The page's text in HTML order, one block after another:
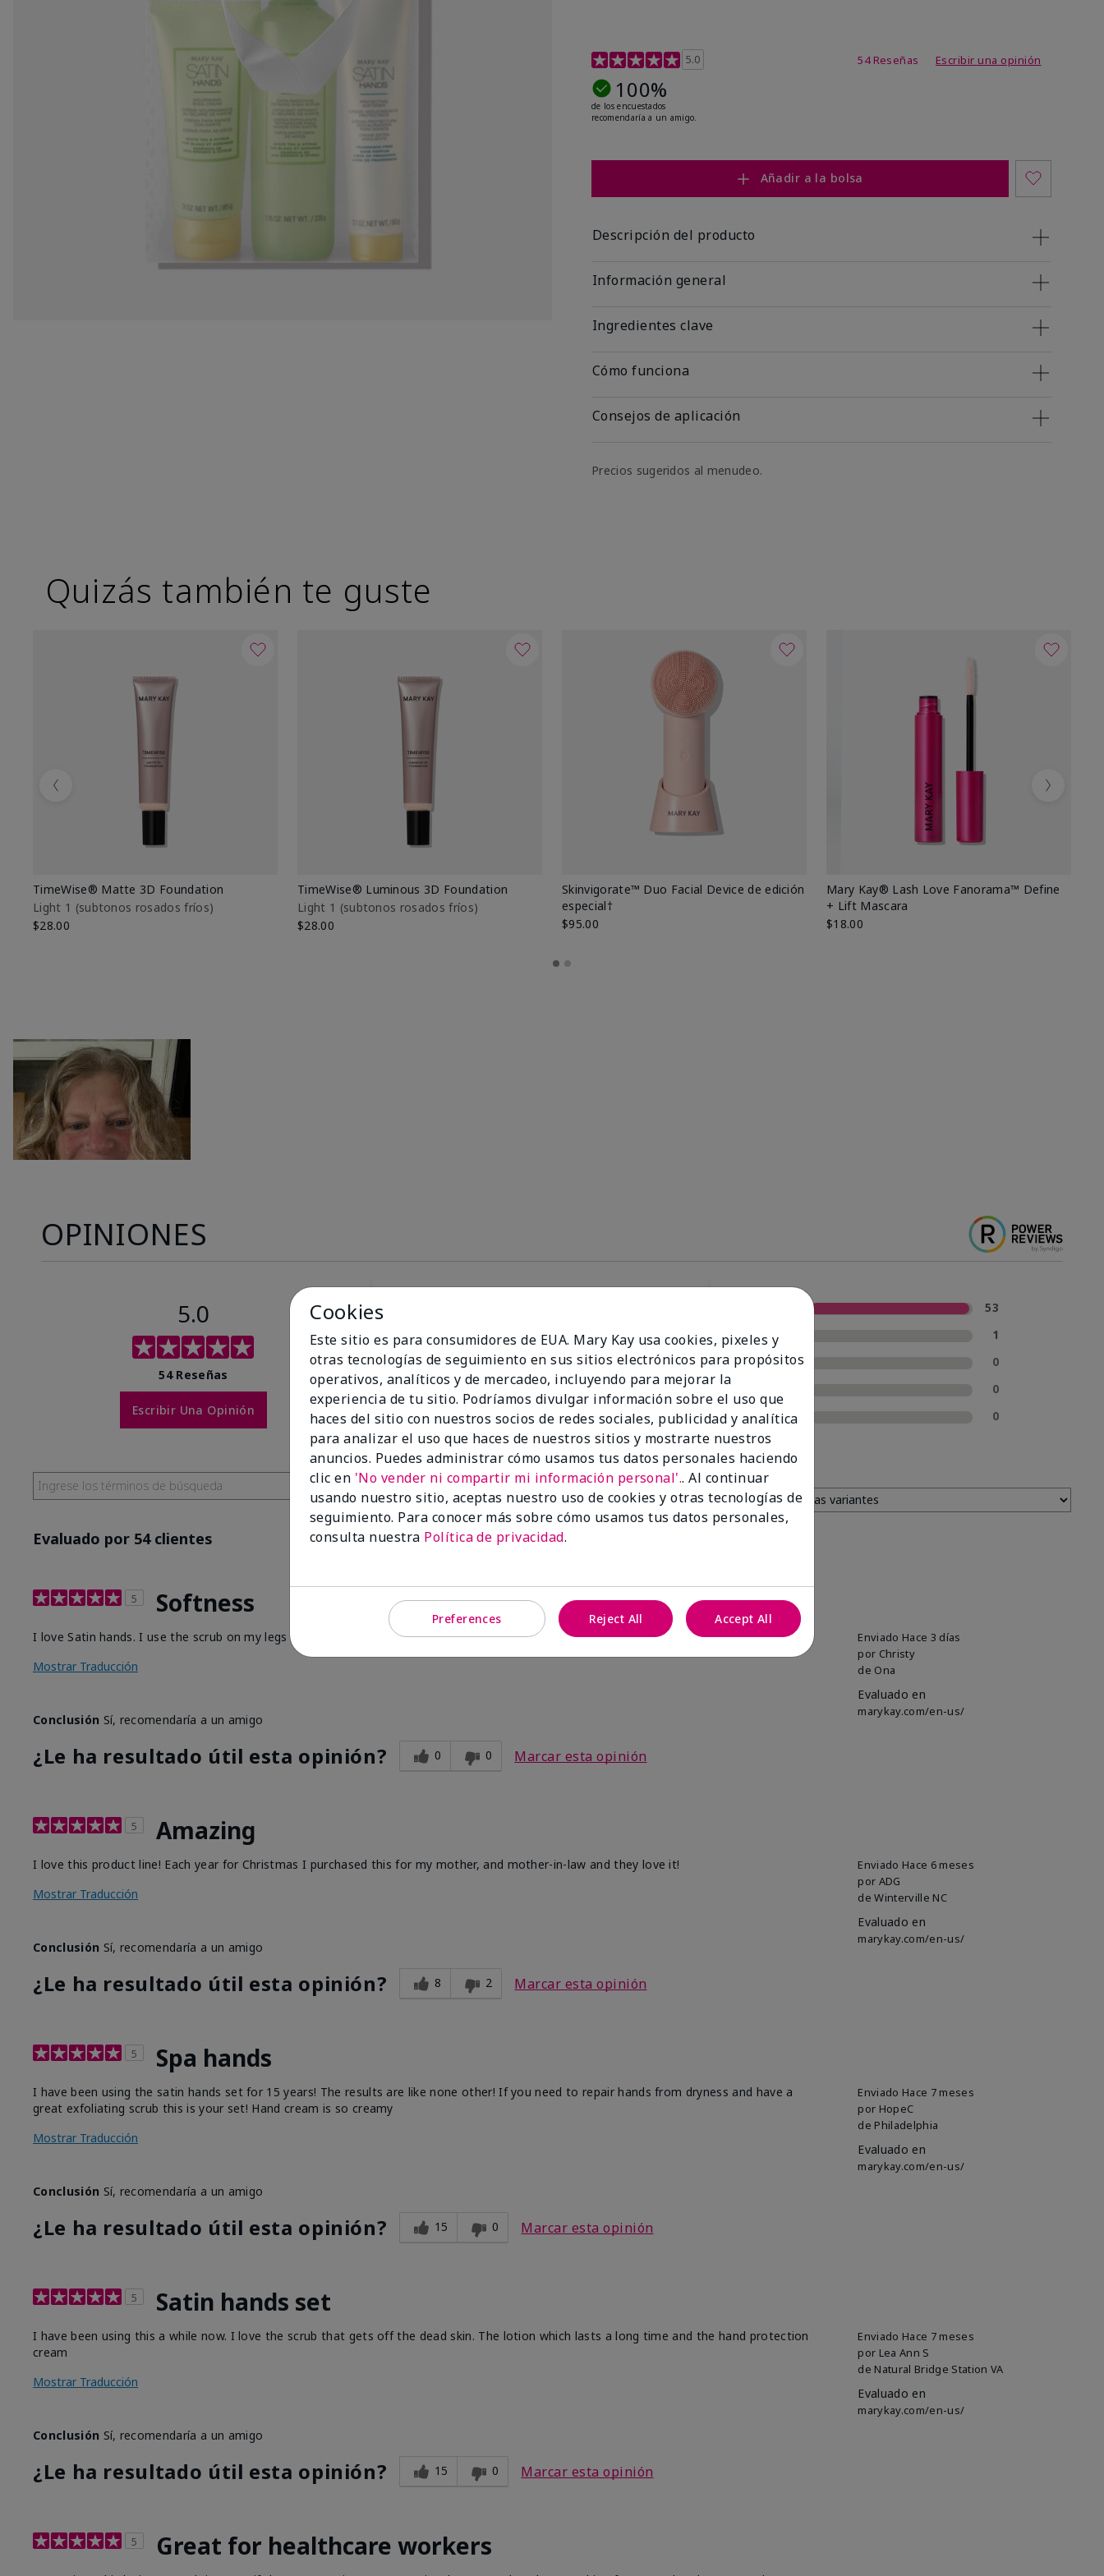
Calificación de clientes de 4,7 de 5
5.0 54 Reseñas Escribir una opinión
100%
de los encuestados
recomendaría a un amigo.
Añadir a la bolsa
Descripción del producto
Información general
Ingredientes clave
Cómo funciona
Consejos de aplicación
Precios sugeridos al menudeo.
Quizás también te guste
TimeWise® Matte 3D Foundation
Light 1​ (subtonos rosados fríos)
$28.00
TimeWise® Luminous 3D Foundation
Light 1​ (subtonos rosados fríos)
$28.00
Skinvigorate™ Duo Facial Device de edición
especial†
$95.00
Mary Kay® Lash Love Fanorama™ Define
+ Lift Mascara
$18.00
Previous Next
OPINIONES
5.0
54 Reseñas
Escribir Una Opinión
de los encuestados
recomendaría a un
amigo.
53
4 estrellas
1
3 estrellas
0
0
1 estrella
0
Evaluado por 54 clientes
5 Softness
Enviado Hace 3 días
por Christy
de Ona
Evaluado en
marykay.com/en-us/
I love Satin hands. I use the scrub on my legs before I shave. After I use the other two products. Makes my legs and hands super soft!
Mostrar Traducción
Conclusión Sí, recomendaría a un amigo
¿Le ha resultado útil esta opinión? 0 0 Marcar esta opinión
5 Amazing
Enviado Hace 6 meses
por ADG
de Winterville NC
Evaluado en
marykay.com/en-us/
I love this product line! Each year for Christmas I purchased this for my mother, and mother-in-law and they love it!
Mostrar Traducción
Conclusión Sí, recomendaría a un amigo
¿Le ha resultado útil esta opinión? 8 2 Marcar esta opinión
5 Spa hands
Enviado Hace 7 meses
por HopeC
de Philadelphia
Evaluado en
marykay.com/en-us/
I have been using the satin hands set for 15 years! The results are like none other! If you need to repair hands from dryness and have a
great exfoliating scrub this is your set! Hand cream is so creamy
Mostrar Traducción
Conclusión Sí, recomendaría a un amigo
¿Le ha resultado útil esta opinión? 15 0 Marcar esta opinión
5 Satin hands set
Enviado Hace 7 meses
por Lea Ann S
de Natural Bridge Station VA
Evaluado en
marykay.com/en-us/
I have been using this a while now. I love the scrub that gets off the dead skin. The lotion which lasts a long time and the hand protection
cream
Mostrar Traducción
Conclusión Sí, recomendaría a un amigo
¿Le ha resultado útil esta opinión? 15 0 Marcar esta opinión
5 Great for healthcare workers
Cookies
Este sitio es para consumidores de EUA. Mary Kay usa cookies, pixeles y
otras tecnologías de seguimiento en sus sitios electrónicos para propósitos
operativos, analíticos y de mercadeo, incluyendo para mejorar la
experiencia de tu sitio. Podríamos divulgar información sobre el uso que
haces del sitio con nuestros socios de redes sociales, publicidad y analítica
para analizar el uso que haces de nuestros sitios y mostrarte nuestros
anuncios. Puedes administrar cómo usamos tus datos personales haciendo
clic en 'No vender ni compartir mi información personal'.. Al continuar
usando nuestro sitio, aceptas nuestro uso de cookies y otras tecnologías de
seguimiento. Para conocer más sobre cómo usamos tus datos personales,
consulta nuestra Política de privacidad.
Preferences Reject All Accept All